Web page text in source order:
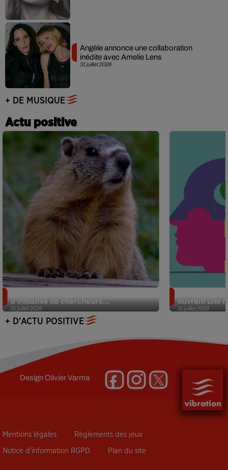
31 juillet 2026
Angèle annonce une collaboration
inédite avec Amelie Lens
+ DE MUSIQUE
Actu positive
31 juillet 2026
d’initiative de chercheurs...
31 juillet 2026
ouvrent une
+ D'ACTU POSITIVE
DesignOlivier Varma
Mentions légales Règlements des jeux
Notice d’information RGPD Plan du site